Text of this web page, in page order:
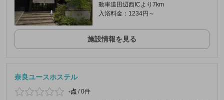
動車道田辺西ICより7km
入浴料金：1234円～
施設情報を見る
奈良ユースホステル
-点 /0件